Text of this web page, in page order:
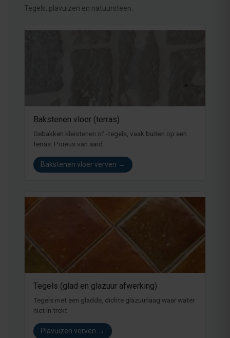
Tegels, plavuizen en natuursteen.
Bakstenen vloer (terras)
Gebakken kleistenen of -tegels, vaak buiten op een
terras. Poreus van aard.
Bakstenen vloer verven →
Tegels (glad en glazuur afwerking)
Tegels met een gladde, dichte glazuurlaag waar water
niet in trekt.
Plavuizen verven →